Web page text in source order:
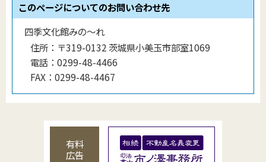
このページについてのお問い合わせ先
四季文化館みの〜れ
住所： 〒319-0132 茨城県小美玉市部室1069
電話： 0299-48-4466
FAX： 0299-48-4467
有料
広告